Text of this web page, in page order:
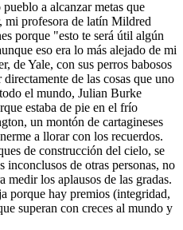
a alcanzar metas que
mi profesora de latín Mildred
porque "esto te será útil algún
eso era lo más alejado de mi
de Yale, con sus perros babosos
de las cosas que uno
el mundo, Julian Burke
estaba de pie en el frío
un montón de cartagineses
a llorar con los recuerdos.
de construcción del cielo, se
inconclusos de otras personas, no
los aplausos de las gradas.
porque hay premios (integridad,
superan con creces al mundo y